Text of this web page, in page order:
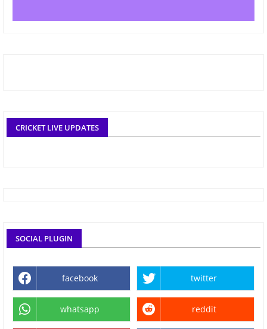
CRICKET LIVE UPDATES
SOCIAL PLUGIN
facebook twitter
whatsapp reddit